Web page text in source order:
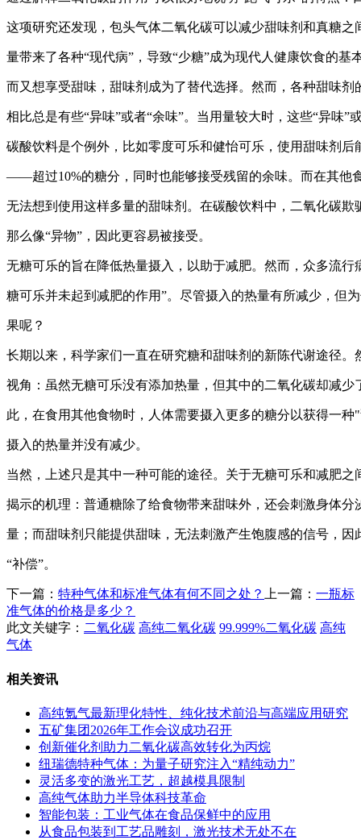
这项研究还发现，包头气体二氧化碳可以减少甜味剂和真糖之
量带来了各种“现代病”，导致“少糖”成为现代人健康饮食的基
而又想享受甜味，甜味剂成为了替代选择。然而，各种甜味剂
相比总是有些“异味”或者“余味”。当用量较大时，这些“异味”
碳酸饮料是个例外，比如零度可乐和健怡可乐，使用甜味剂后
——超过10%的糖分，同时也能够接受残留的余味。而在其他
无法想到使用这样多量的甜味剂。在碳酸饮料中，二氧化碳欺
那么像“异物”，因此更容易被接受。
无糖可乐的旨在降低热量摄入，以助于减肥。然而，众多流行
糖可乐并未起到减肥的作用”。尽管摄入的热量有所减少，但
果呢？
长期以来，科学家们一直在研究糖和甜味剂的新陈代谢途径。
视角：虽然无糖可乐没有添加热量，但其中的二氧化碳却减少
此，在食用其他食物时，人体需要摄入更多的糖分以获得一
摄入的热量并没有减少。
当然，上述只是其中一种可能的途径。关于无糖可乐和减肥之
揭示的机理：普通糖除了给食物带来甜味外，还会刺激身体分
量；而甜味剂只能提供甜味，无法刺激产生饱腹感的信号，因
“补偿”。
下一篇： 特种气体和标准气体有何不同之处？ 上一篇： 一瓶标
准气体的价格是多少？
此文关键字： 二氧化碳 高纯二氧化碳 99.999%二氧化碳 高纯
气体
相关资讯
高纯氪气最新理化特性、纯化技术前沿与高端应用研究
五矿集团2026年工作会议成功召开
创新催化剂助力二氧化碳高效转化为丙烷
纽瑞德特种气体：为量子研究注入“精纯动力”
灵活多变的激光工艺，超越模具限制
高纯气体助力半导体科技革命
智能包装：工业气体在食品保鲜中的应用
从食品包装到工艺品雕刻，激光技术无处不在